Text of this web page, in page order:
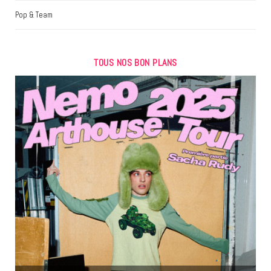
Pop & Team
TOUS NOS BON PLANS